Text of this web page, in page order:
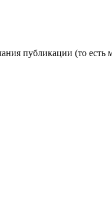
публикации (то есть